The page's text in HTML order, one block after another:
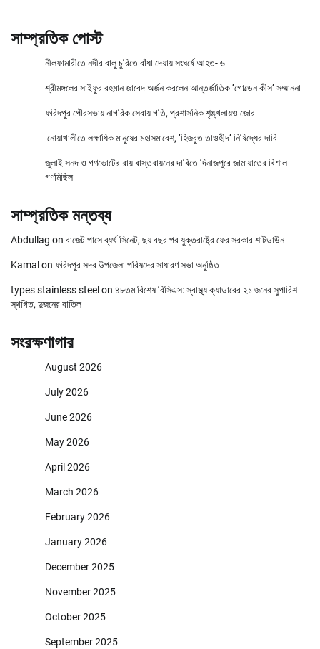
সাম্প্রতিক পোস্ট
নীলফামারীতে নদীর বালু চুরিতে বাঁধা দেয়ায় সংঘর্ষে আহত- ৬
শ্রীমঙ্গলের সাইফুর রহমান জাবেদ অর্জন করলেন আন্তর্জাতিক ‘গোল্ডেন কীস’ সম্মাননা
ফরিদপুর পৌরসভায় নাগরিক সেবায় গতি, প্রশাসনিক শৃঙ্খলায়ও জোর
নোয়াখালীতে লক্ষাধিক মানুষের মহাসমাবেশ, ‘হিজবুত তাওহীদ’ নিষিদ্ধের দাবি
জুলাই সনদ ও গণভোটের রায় বাস্তবায়নের দাবিতে দিনাজপুরে জামায়াতের বিশাল
গণমিছিল
সাম্প্রতিক মন্তব্য
Abdullag on বাজেট পাসে ব্যর্থ সিনেট, ছয় বছর পর যুক্তরাষ্ট্রে ফের সরকার শাটডাউন
Kamal on ফরিদপুর সদর উপজেলা পরিষদের সাধারণ সভা অনুষ্ঠিত
types stainless steel on ৪৮তম বিশেষ বিসিএস: স্বাস্থ্য ক্যাডারের ২১ জনের সুপারিশ
স্থগিত, দুজনের বাতিল
সংরক্ষণাগার
August 2026
July 2026
June 2026
May 2026
April 2026
March 2026
February 2026
January 2026
December 2025
November 2025
October 2025
September 2025